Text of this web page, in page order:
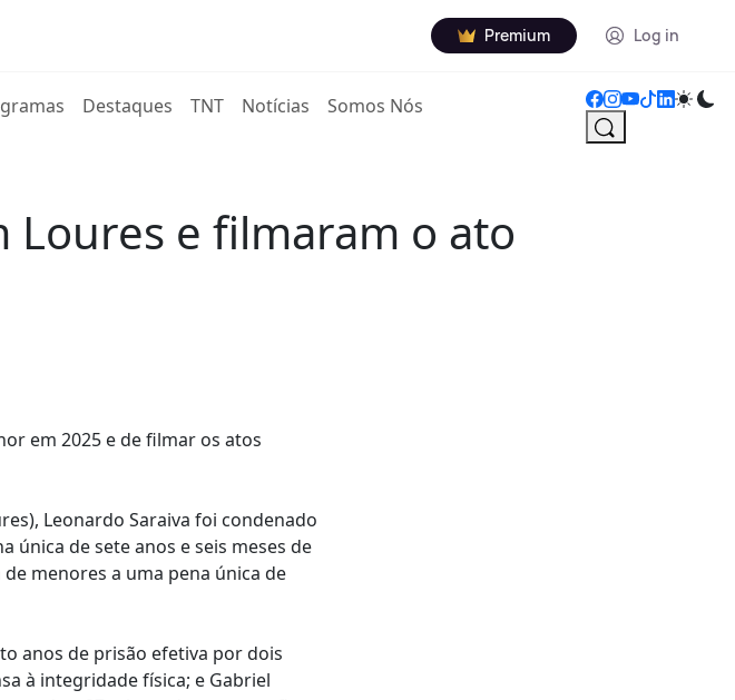
Premium Log in
Destaques TNT Notícias Somos Nós
Loures e filmaram o ato
em 2025 e de filmar os atos
Leonardo Saraiva foi condenado
única de sete anos e seis meses de
menores a uma pena única de
anos de prisão efetiva por dois
à integridade física; e Gabriel